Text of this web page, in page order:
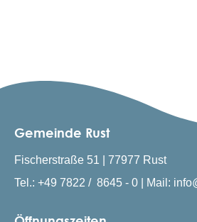
Gemeinde Rust
Fischerstraße 51 | 77977 Rust
Tel.: +49 7822 / 8645 - 0 | Mail: